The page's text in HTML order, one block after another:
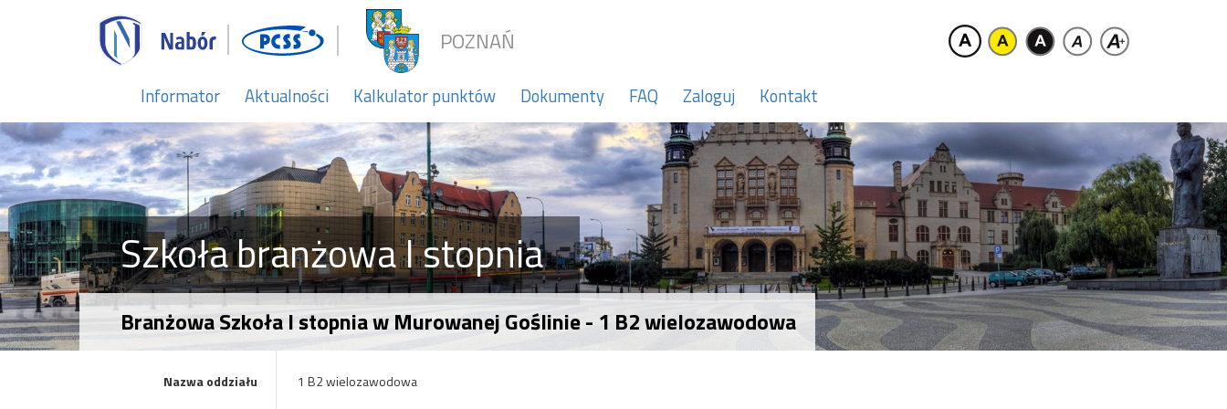
POZNAŃ
Informator Aktualności Kalkulator punktów Dokumenty FAQ Zaloguj Kontakt
Szkoła branżowa I stopnia
Branżowa Szkoła I stopnia w Murowanej Goślinie - 1 B2 wielozawodowa
Nazwa oddziału 1 B2 wielozawodowa